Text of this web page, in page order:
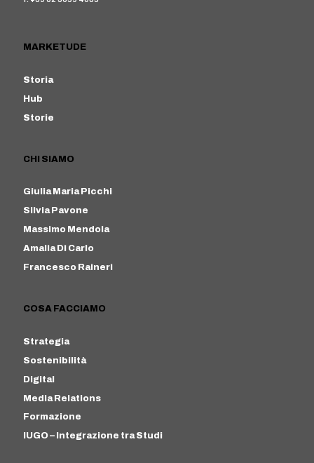
MARKETUDE
Storia
Hub
Storie
CHI SIAMO
Giulia Maria Picchi
Silvia Pavone
Massimo Mendola
Amalia Di Carlo
Francesco Raineri
COSA FACCIAMO
Strategia
Sostenibilità
Digital
Media Relations
Formazione
IUGO – Integrazione tra Studi